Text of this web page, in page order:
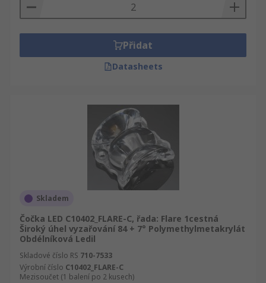
Přidat
Datasheets
Skladem
Čočka LED C10402_FLARE-C, řada: Flare 1cestná
Široký úhel vyzařování 84 + 7° Polymethylmetakrylát
Obdélníková Ledil
Skladové číslo RS 710-7533
Výrobní číslo C10402_FLARE-C
Mezisoučet (1 balení po 2 kusech)